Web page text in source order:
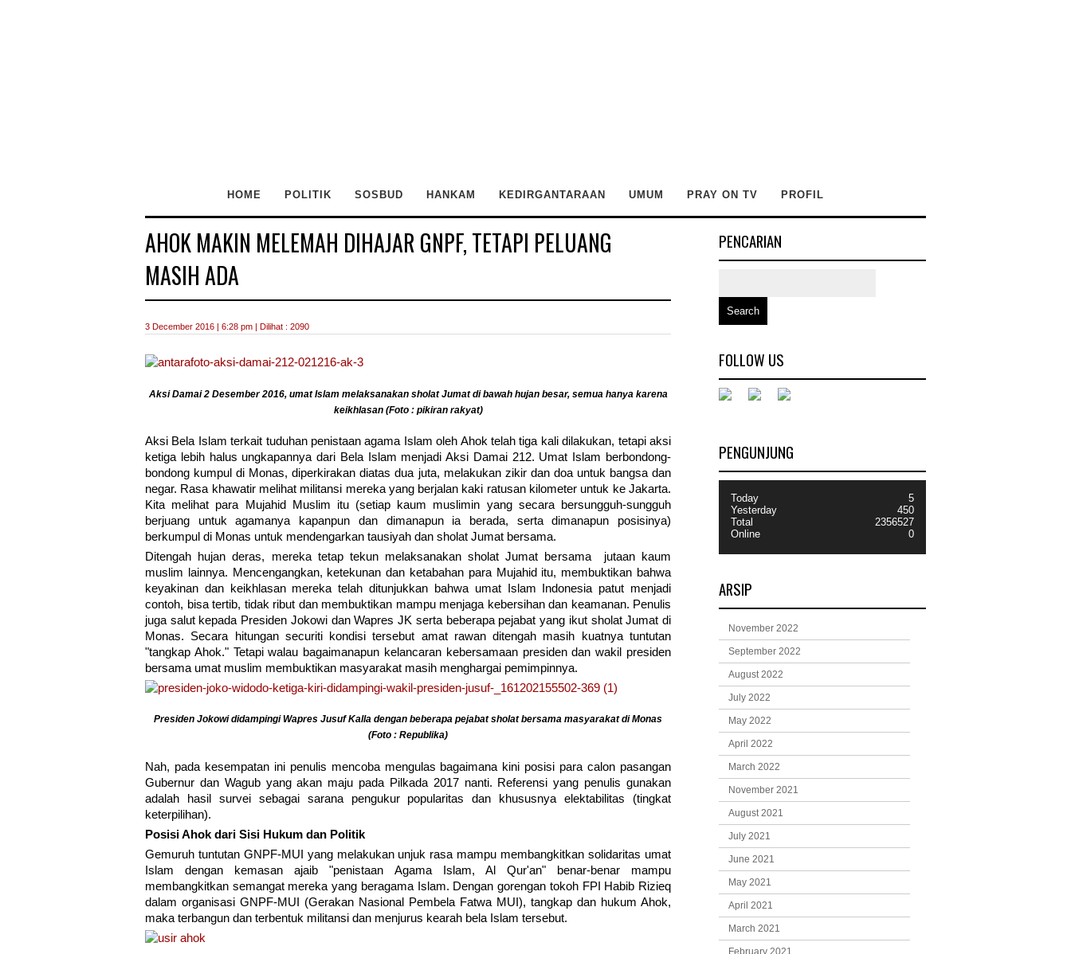
HOME POLITIK SOSBUD HANKAM KEDIRGANTARAAN UMUM PRAY ON TV PROFIL
AHOK MAKIN MELEMAH DIHAJAR GNPF, TETAPI PELUANG
MASIH ADA
3 December 2016 | 6:28 pm | Dilihat : 2090
Aksi Damai 2 Desember 2016, umat Islam melaksanakan sholat Jumat di bawah hujan besar, semua hanya karena
keikhlasan (Foto : pikiran rakyat)
Aksi Bela Islam terkait tuduhan penistaan agama Islam oleh Ahok telah tiga kali dilakukan, tetapi aksi
ketiga lebih halus ungkapannya dari Bela Islam menjadi Aksi Damai 212. Umat Islam berbondong-
bondong kumpul di Monas, diperkirakan diatas dua juta, melakukan zikir dan doa untuk bangsa dan
negar. Rasa khawatir melihat militansi mereka yang berjalan kaki ratusan kilometer untuk ke Jakarta.
Kita melihat para Mujahid Muslim itu (setiap kaum muslimin yang secara bersungguh-sungguh
berjuang untuk agamanya kapanpun dan dimanapun ia berada, serta dimanapun posisinya)
berkumpul di Monas untuk mendengarkan tausiyah dan sholat Jumat bersama.
Ditengah hujan deras, mereka tetap tekun melaksanakan sholat Jumat bersama jutaan kaum
muslim lainnya. Mencengangkan, ketekunan dan ketabahan para Mujahid itu, membuktikan bahwa
keyakinan dan keikhlasan mereka telah ditunjukkan bahwa umat Islam Indonesia patut menjadi
contoh, bisa tertib, tidak ribut dan membuktikan mampu menjaga kebersihan dan keamanan. Penulis
juga salut kepada Presiden Jokowi dan Wapres JK serta beberapa pejabat yang ikut sholat Jumat di
Monas. Secara hitungan securiti kondisi tersebut amat rawan ditengah masih kuatnya tuntutan
"tangkap Ahok." Tetapi walau bagaimanapun kelancaran kebersamaan presiden dan wakil presiden
bersama umat muslim membuktikan masyarakat masih menghargai pemimpinnya.
Presiden Jokowi didampingi Wapres Jusuf Kalla dengan beberapa pejabat sholat bersama masyarakat di Monas
(Foto : Republika)
Nah, pada kesempatan ini penulis mencoba mengulas bagaimana kini posisi para calon pasangan
Gubernur dan Wagub yang akan maju pada Pilkada 2017 nanti. Referensi yang penulis gunakan
adalah hasil survei sebagai sarana pengukur popularitas dan khususnya elektabilitas (tingkat
keterpilihan).
Posisi Ahok dari Sisi Hukum dan Politik
Gemuruh tuntutan GNPF-MUI yang melakukan unjuk rasa mampu membangkitkan solidaritas umat
Islam dengan kemasan ajaib "penistaan Agama Islam, Al Qur'an" benar-benar mampu
membangkitkan semangat mereka yang beragama Islam. Dengan gorengan tokoh FPI Habib Rizieq
dalam organisasi GNPF-MUI (Gerakan Nasional Pembela Fatwa MUI), tangkap dan hukum Ahok,
maka terbangun dan terbentuk militansi dan menjurus kearah bela Islam tersebut.
PENCARIAN
FOLLOW US
PENGUNJUNG
Today
Yesterday
Total
Online
5
450
2356527
0
ARSIP
November 2022
September 2022
August 2022
July 2022
May 2022
April 2022
March 2022
November 2021
August 2021
July 2021
June 2021
May 2021
April 2021
March 2021
February 2021